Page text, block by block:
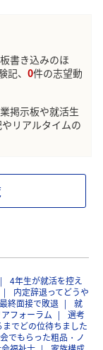
書き込みのほ
記、 0件の志望動
掲示板や就活生
リアルタイムの
4年生が就活を控え
内定辞退ってどうや
最終面接で敗退
就
フォーラム
選考
でどの位待ちました
でもらった粗品・ノ